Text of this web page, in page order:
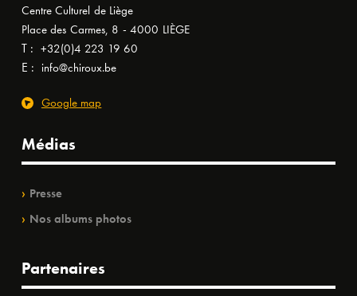
Centre Culturel de Liège
Place des Carmes, 8 - 4000 LIÈGE
T : +32(0)4 223 19 60
E : info@chiroux.be
Google map
Médias
Presse
Nos albums photos
Partenaires